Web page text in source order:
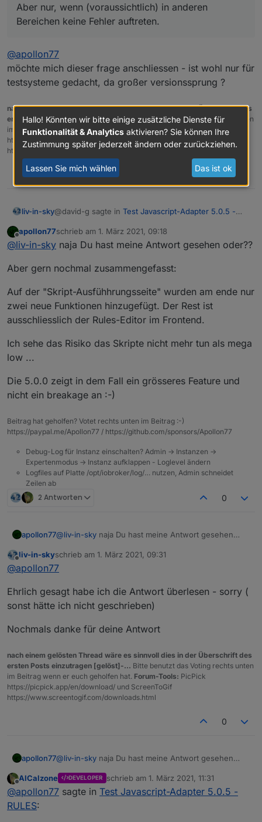
Aber nur, wenn (voraussichtlich) in anderen
Bereichen keine Fehler auftreten.
@apollon77
möchte mich dieser frage anschliessen - ist wohl nur für
testsysteme gedacht, da großer versionssprung ?
nach einem gelösten Thread wäre es sinnvoll dies in der Überschrift des
ersten Posts einzutragen [gelöst]-...Bitte benutzt das Voting rechts unten
im Beitrag wenn er euch geholfen hat.Forum-Tools:PicPick
https://picpick.app/en/download/ und ScreenToGif
https://www.screentogif.com/downloads.html
0
liv-in-sky@david-g sagte in Test Javascript-Adapter 5.0.5 -
@bluefox
Hey,
Hätten mir in den Anfangszeiten bestimmt
geholfen.
verändert?
Aber nur, wenn (voraussichtlich) in anderen
Bereichen keine Fehler auftreten.
apollon77
möchte mich dieser frage anschliessen - ist wohl nur
für testsysteme gedacht, da großer versionssprung ?
Offline
apollon77schrieb am 1. März 2021, 09:18
zuletzt editiert von
@liv-in-sky naja Du hast meine Antwort gesehen oder??
Aber gern nochmal zusammengefasst:
Auf der "Skript-Ausfühhrungsseite" wurden am ende nur
zwei neue Funktionen hinzugefügt. Der Rest ist
ausschliesslich der Rules-Editor im Frontend.
Ich sehe das Risiko das Skripte nicht mehr tun als mega
low ...
Die 5.0.0 zeigt in dem Fall ein grösseres Feature und
nicht ein breakage an :-)
Beitrag hat geholfen? Votet rechts unten im Beitrag :-)
https://paypal.me/Apollon77 / https://github.com/sponsors/Apollon77
Debug-Log für Instanz einschalten? Admin -> Instanzen ->
Expertenmodus -> Instanz aufklappen - Loglevel ändern
Logfiles auf Platte /opt/iobroker/log/… nutzen, Admin schneidet
Zeilen ab
2 Antworten 0
apollon77@liv-in-sky naja Du hast meine Antwort gesehen
Aber gern nochmal zusammengefasst:
ende nur zwei neue Funktionen hinzugefügt. Der
Rest ist ausschliesslich der Rules-Editor im Frontend.
Ich sehe das Risiko das Skripte nicht mehr tun als
mega low ...
Die 5.0.0 zeigt in dem Fall ein grösseres Feature und
Offline
liv-in-skyschrieb am 1. März 2021, 09:31
zuletzt editiert von
@apollon77
Ehrlich gesagt habe ich die Antwort überlesen - sorry (
sonst hätte ich nicht geschrieben)
Nochmals danke für deine Antwort
nach einem gelösten Thread wäre es sinnvoll dies in der Überschrift des
ersten Posts einzutragen [gelöst]-... Bitte benutzt das Voting rechts unten
im Beitrag wenn er euch geholfen hat. Forum-Tools: PicPick
https://picpick.app/en/download/ und ScreenToGif
https://www.screentogif.com/downloads.html
0
apollon77@liv-in-sky naja Du hast meine Antwort gesehen
Aber gern nochmal zusammengefasst:
Offline
AlCalzone DEVELOPER schrieb am 1. März 2021, 11:31
zuletzt editiert von
@apollon77 sagte in Test Javascript-Adapter 5.0.5 -
RULES:
Hallo! Könnten wir bitte einige zusätzliche Dienste für
Funktionalität & Analytics aktivieren? Sie können Ihre
Zustimmung später jederzeit ändern oder zurückziehen.
Lassen Sie mich wählen Das ist ok